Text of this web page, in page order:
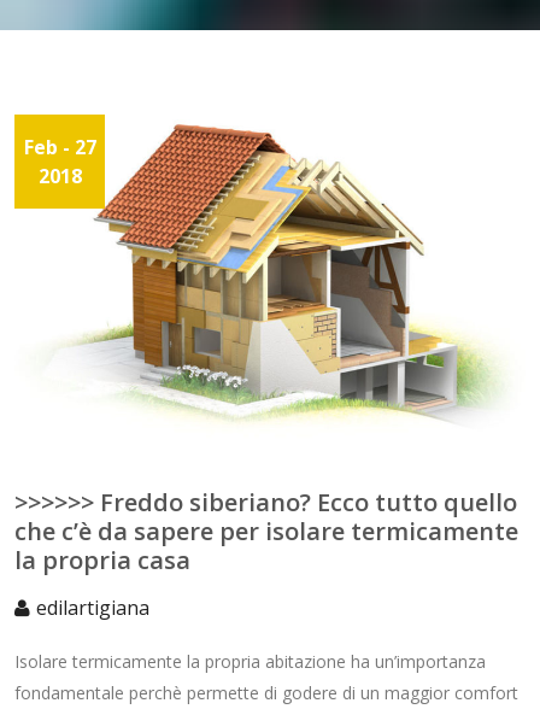
Feb - 27
2018
>>>>>> Freddo siberiano? Ecco tutto quello
che c’è da sapere per isolare termicamente
la propria casa
edilartigiana
Isolare termicamente la propria abitazione ha un’importanza
fondamentale perchè permette di godere di un maggior comfort